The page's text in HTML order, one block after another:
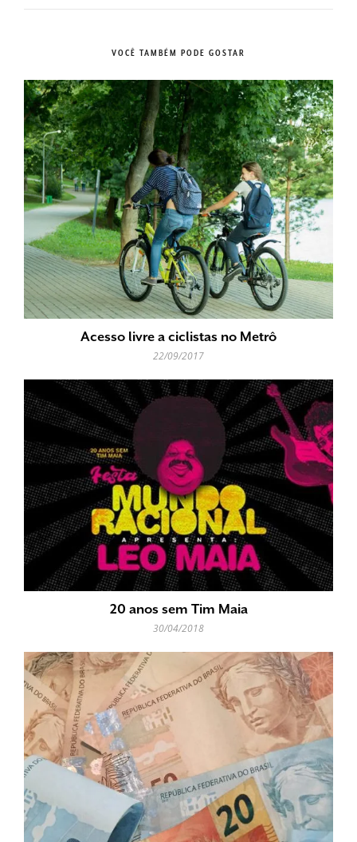
VOCÊ TAMBÉM PODE GOSTAR
Acesso livre a ciclistas no Metrô
22/09/2017
20 anos sem Tim Maia
30/04/2018